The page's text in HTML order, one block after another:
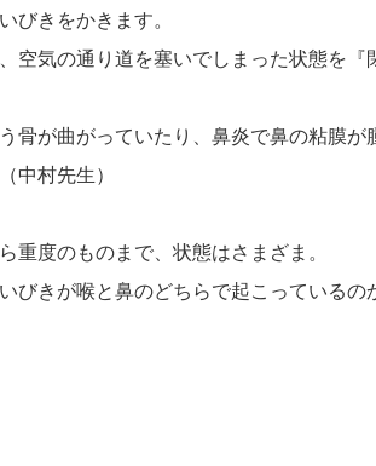
びきをかきます。
空気の通り道を塞いでしまった状態を『
骨が曲がっていたり、鼻炎で鼻の粘膜が
中村先生）
重度のものまで、状態はさまざま。
びきが喉と鼻のどちらで起こっているの